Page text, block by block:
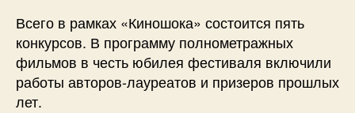
Всего в рамках «Киношока» состоится пять
конкурсов. В программу полнометражных
фильмов в честь юбилея фестиваля включили
работы авторов-лауреатов и призеров прошлых
лет.